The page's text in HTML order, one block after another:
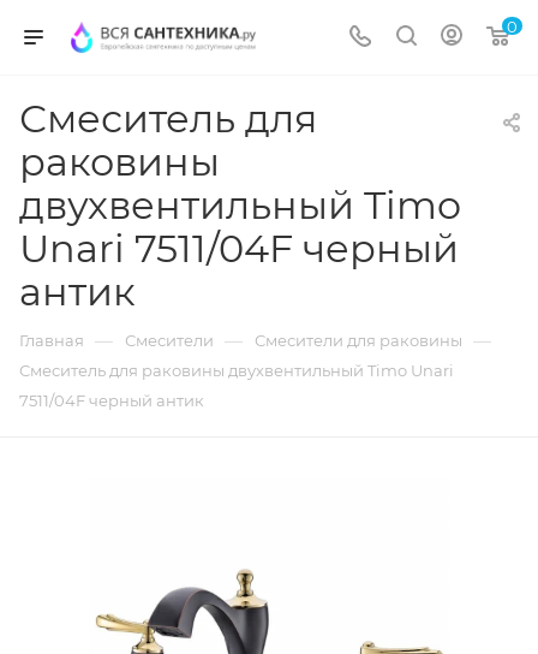
0
Смеситель для
раковины
двухвентильный Timo
Unari 7511/04F черный
антик
Главная — Смесители — Смесители для раковины —
Смеситель для раковины двухвентильный Timo Unari
7511/04F черный антик